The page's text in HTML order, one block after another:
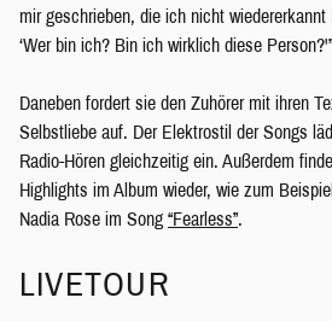
mir geschrieben, die ich nicht
‘Wer bin ich? Bin ich wirklich diese Person?'”
Daneben fordert sie den Zuhörer mit ihren
Selbstliebe auf. Der Elektrostil der Songs
Radio-Hören gleichzeitig ein. Außerdem
Highlights im Album wieder, wie zum
Nadia Rose im Song “Fearless”.
LIVETOUR